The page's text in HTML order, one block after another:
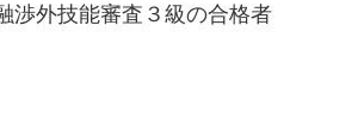
渉外技能審査３級の合格者